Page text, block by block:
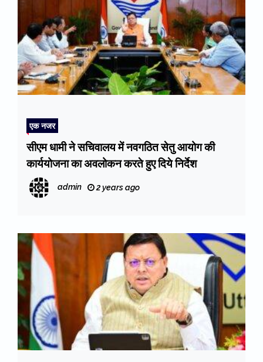
एक नजर
सीएम धामी ने सचिवालय में नवगठित सेतु आयोग की
कार्ययोजना का अवलोकन करते हुए दिये निर्देश
admin 2 years ago